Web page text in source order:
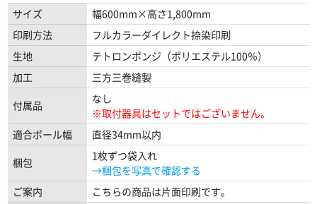
サイズ
幅600mm×高さ1,800mm
印刷方法
フルカラーダイレクト捺染印刷
生地
テトロンポンジ（ポリエステル100％）
加工
三方三巻縫製
付属品
なし
※取付器具はセットではございません。
適合ポール幅
直径34mm以内
梱包
1枚ずつ袋入れ
→梱包を写真で確認する
ご案内
こちらの商品は片面印刷です。